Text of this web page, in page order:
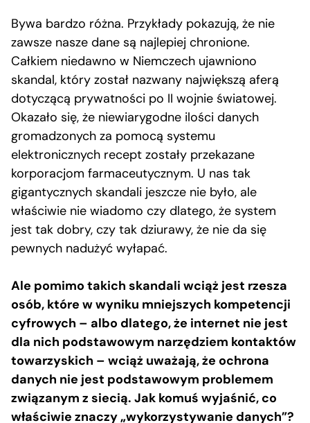
Bywa bardzo różna. Przykłady pokazują, że nie
zawsze nasze dane są najlepiej chronione.
Całkiem niedawno w Niemczech ujawniono
skandal, który został nazwany największą aferą
dotyczącą prywatności po II wojnie światowej.
Okazało się, że niewiarygodne ilości danych
gromadzonych za pomocą systemu
elektronicznych recept zostały przekazane
korporacjom farmaceutycznym. U nas tak
gigantycznych skandali jeszcze nie było, ale
właściwie nie wiadomo czy dlatego, że system
jest tak dobry, czy tak dziurawy, że nie da się
pewnych nadużyć wyłapać.
Ale pomimo takich skandali wciąż jest rzesza
osób, które w wyniku mniejszych kompetencji
cyfrowych – albo dlatego, że internet nie jest
dla nich podstawowym narzędziem kontaktów
towarzyskich – wciąż uważają, że ochrona
danych nie jest podstawowym problemem
związanym z siecią. Jak komuś wyjaśnić, co
właściwie znaczy „wykorzystywanie danych”?